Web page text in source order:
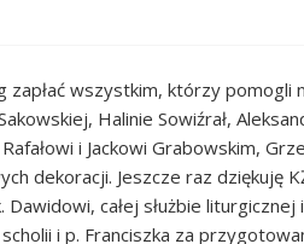
zapłać wszystkim, którzy pomogli
Halinie Sowiźrał,
i Jackowi Grabowskim,
dekoracji. Jeszcze raz dziękuję
całej służbie
i p. Franciszka za